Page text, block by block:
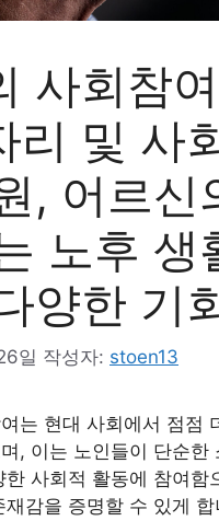
사회참
리 및 사
, 어르신
노후 생
양한 기
일 작성자: stoen13
는 현대 사회에서 점점
, 이는 노인들이 단순한
한 사회적 활동에 참여함
재감을 증명할 수 있게 합